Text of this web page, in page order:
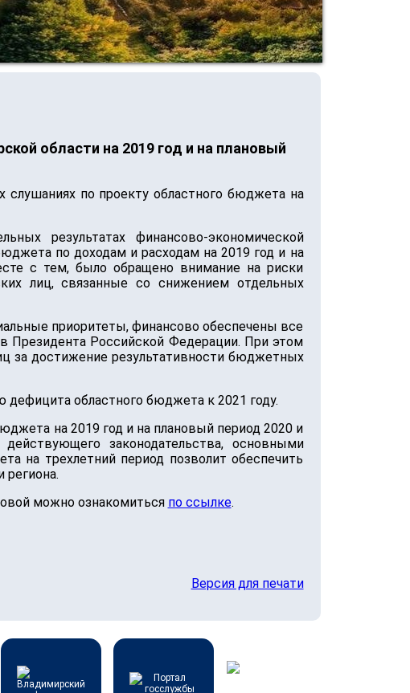
области на 2019 год и на плановый
слушаниях по проекту областного бюджета на
результатах финансово-экономической
по доходам и расходам на 2019 год и на
с тем, было обращено внимание на риски
лиц, связанные со снижением отдельных
приоритеты, финансово обеспечены все
Президента Российской Федерации. При этом
за достижение результативности бюджетных
областного бюджета к 2021 году.
на 2019 год и на плановый период 2020 и
законодательства, основными
на трехлетний период позволит обеспечить
можно ознакомиться по ссылке.
Версия для печати